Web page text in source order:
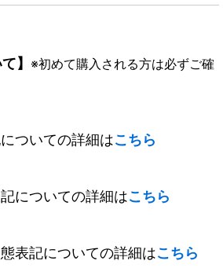
】 ※初めて購入される方は必ずご確
ついての詳細はこちら
についての詳細はこちら
表記についての詳細はこちら